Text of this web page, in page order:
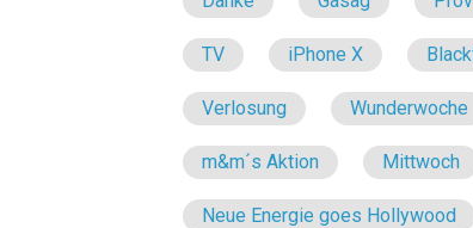
TV iPhone X
Verlosung Wunderwoche
m&m´s Aktion Mittwoch
Neue Energie goes Hollywood